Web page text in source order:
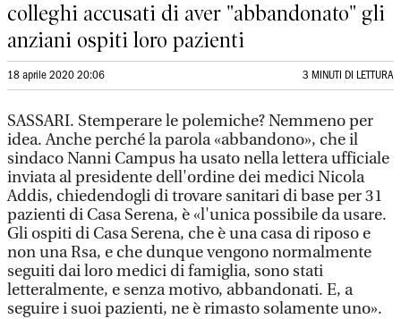
colleghi accusati di aver "abbandonato" gli
anziani ospiti loro pazienti
18 aprile 2020 20:06 3 MINUTI DI LETTURA
SASSARI. Stemperare le polemiche? Nemmeno per
idea. Anche perché la parola «abbandono», che il
sindaco Nanni Campus ha usato nella lettera ufficiale
inviata al presidente dell'ordine dei medici Nicola
Addis, chiedendogli di trovare sanitari di base per 31
pazienti di Casa Serena, è «l'unica possibile da usare.
Gli ospiti di Casa Serena, che è una casa di riposo e
non una Rsa, e che dunque vengono normalmente
seguiti dai loro medici di famiglia, sono stati
letteralmente, e senza motivo, abbandonati. E, a
seguire i suoi pazienti, ne è rimasto solamente uno».